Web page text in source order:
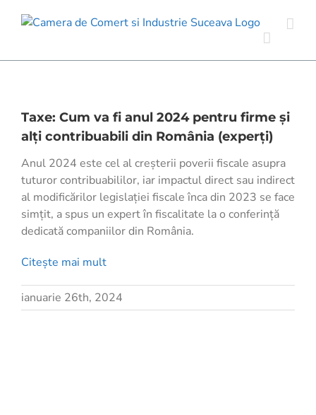
Taxe: Cum va fi anul 2024 pentru firme și
alți contribuabili din România (experți)
Anul 2024 este cel al creșterii poverii fiscale asupra
tuturor contribuabililor, iar impactul direct sau indirect
al modificărilor legislației fiscale înca din 2023 se face
simțit, a spus un expert în fiscalitate la o conferință
dedicată companiilor din România.
Citește mai mult
ianuarie 26th, 2024